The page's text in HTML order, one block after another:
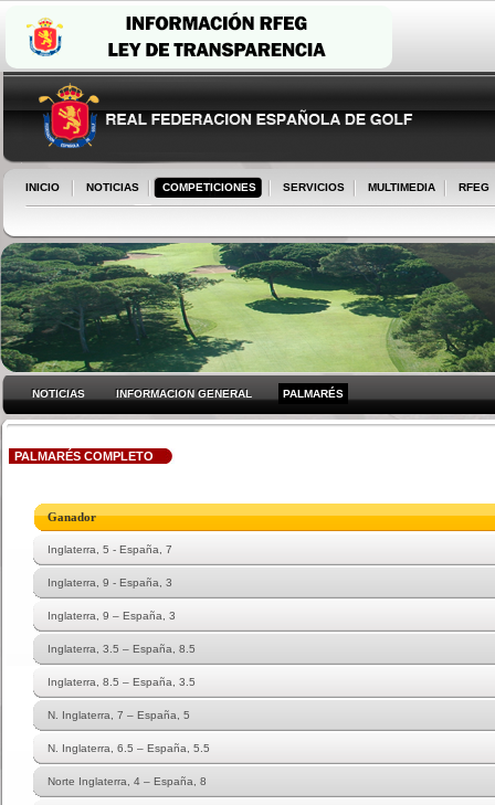
INICIO NOTICIAS COMPETICIONES SERVICIOS MULTIMEDIA RFEG
NOTICIAS INFORMACION GENERAL PALMARÉS
PALMARÉS COMPLETO
Ganador
Inglaterra, 5 - España, 7
Inglaterra, 9 - España, 3
Inglaterra, 9 – España, 3
Inglaterra, 3.5 – España, 8.5
Inglaterra, 8.5 – España, 3.5
N. Inglaterra, 7 – España, 5
N. Inglaterra, 6.5 – España, 5.5
Norte Inglaterra, 4 – España, 8